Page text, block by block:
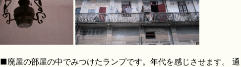
■廃屋の部屋の中でみつけたランプです。年代を感じさせます。